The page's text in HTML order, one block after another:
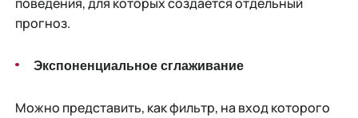
поведения, для которых создается отдельный
прогноз.
Экспоненциальное сглаживание
Можно представить, как фильтр, на вход которого